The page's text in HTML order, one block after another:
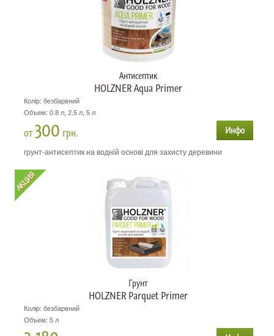
Антисептик
HOLZNER Aqua Primer
Колір: безбарвний
Объем: 0.8 л, 2.5 л, 5 л
от300 грн.
грунт-антисептик на водній основі для захисту деревини
Грунт
HOLZNER Parquet Primer
Колір: безбарвний
Объем: 5 л